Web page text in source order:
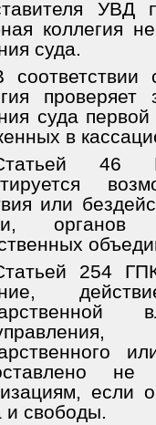
УВД
коллегия
суда.
проверяет
суда
в
46
или
органов
254
если
и свободы.